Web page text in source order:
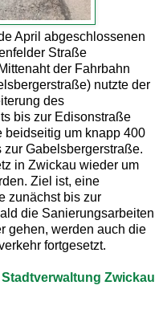
April abgeschlossenen
Straße
der Fahrbahn
nutzte der
des
bis zur Edisonstraße
beidseitig um knapp 400
zur Gabelsbergerstraße.
in Zwickau wieder um
Ziel ist, eine
zunächst bis zur
die Sanierungsarbeiten
gehen, werden auch die
fortgesetzt.
Stadtverwaltung Zwickau